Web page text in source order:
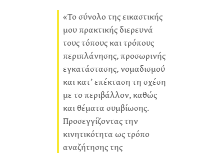
«Το σύνολο της εικαστικής
μου πρακτικής διερευνά
τους τόπους και τρόπους
περιπλάνησης, προσωρινής
εγκατάστασης, νομαδισμού
και κατ’ επέκταση τη σχέση
με το περιβάλλον, καθώς
και θέματα συμβίωσης.
Προσεγγίζοντας την
κινητικότητα ως τρόπο
αναζήτησης της